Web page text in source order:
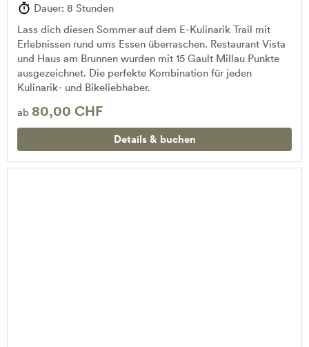
Dauer: 8 Stunden
Lass dich diesen Sommer auf dem E-Kulinarik Trail mit
Erlebnissen rund ums Essen überraschen. Restaurant Vista
und Haus am Brunnen wurden mit 15 Gault Millau Punkte
ausgezeichnet. Die perfekte Kombination für jeden
Kulinarik- und Bikeliebhaber.
ab 80,00 CHF
Details & buchen